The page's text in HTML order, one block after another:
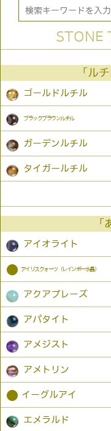
STONE
「ル
ゴールドルチル
ブラックブラウンルチル
ガーデンルチル
タイガールチル
「
アイオライト
● アイリスクォーツ（レインボー水晶）
アクアプレーズ
アパタイト
アメジスト
アメトリン
● イーグルアイ
エメラルド